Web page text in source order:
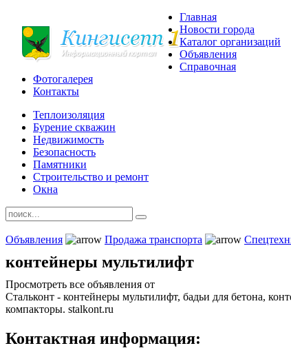
Главная
Новости города
Каталог организаций
Объявления
Справочная
Фотогалерея
Контакты
Теплоизоляция
Бурение скважин
Недвижимость
Безопасность
Памятники
Строительство и ремонт
Окна
Объявления Продажа транспорта
контейнеры мультилифт
Просмотреть все объявления от
Стальконт - контейнеры мультилифт, бадьи для бетона,
компакторы. stalkont.ru
Контактная информация: